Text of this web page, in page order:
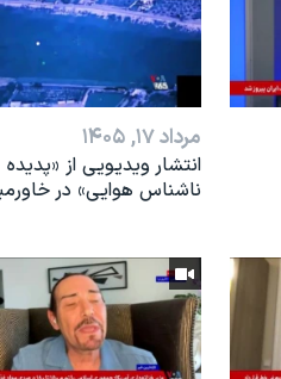
1080p
مرداد ۱۷, ۱۴۰۵
انتشار ویدیویی از «پدیده‌
ناشناس هوایی» در